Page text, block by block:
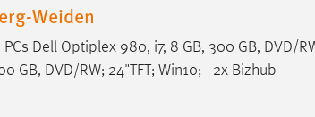
Weiden
PCs Dell Optiplex 980, i7, 8 GB, 300 GB, DVD/
GB, DVD/RW; 24"TFT; Win10; - 2x Bizhub